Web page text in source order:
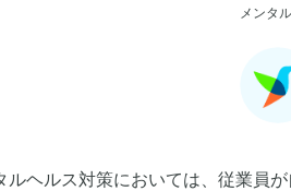
メンタ
ルヘルス対策においては、従業員